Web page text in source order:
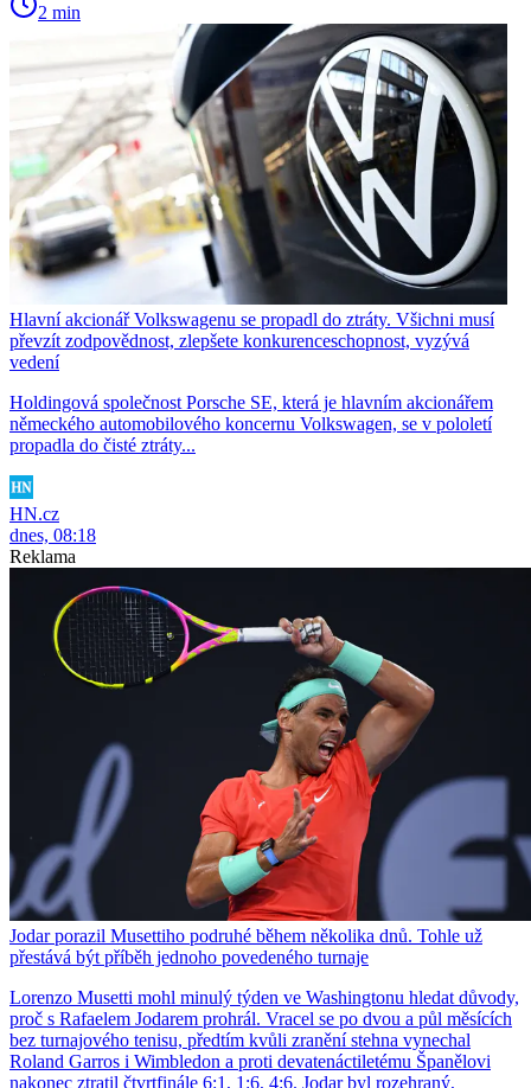
2 min
Hlavní akcionář Volkswagenu se propadl do ztráty. Všichni musí
převzít zodpovědnost, zlepšete konkurenceschopnost, vyzývá
vedení
Holdingová společnost Porsche SE, která je hlavním akcionářem
německého automobilového koncernu Volkswagen, se v pololetí
propadla do čisté ztráty...
HN.cz
dnes, 08:18
Reklama
Jodar porazil Musettiho podruhé během několika dnů. Tohle už
přestává být příběh jednoho povedeného turnaje
Lorenzo Musetti mohl minulý týden ve Washingtonu hledat důvody,
proč s Rafaelem Jodarem prohrál. Vracel se po dvou a půl měsících
bez turnajového tenisu, předtím kvůli zranění stehna vynechal
Roland Garros i Wimbledon a proti devatenáctiletému Španělovi
nakonec ztratil čtvrtfinále 6:1, 1:6, 4:6. Jodar byl rozehraný,